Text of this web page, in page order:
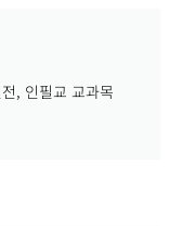
, 인필교 교과목